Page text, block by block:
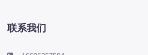
联系我们